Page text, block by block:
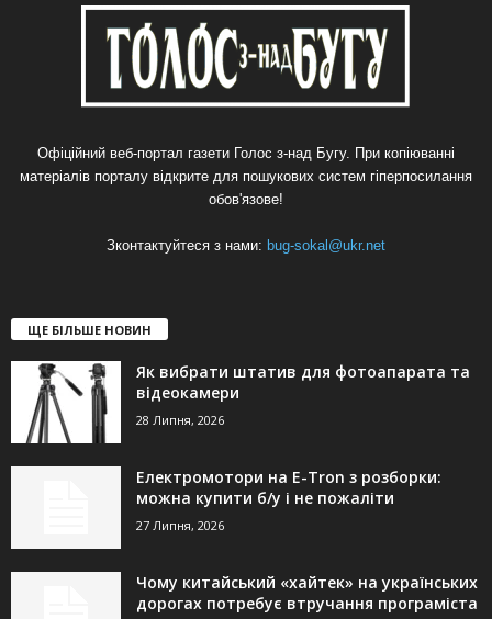
Офіційний веб-портал газети Голос з-над Бугу. При копіюванні
матеріалів порталу відкрите для пошукових систем гіперпосилання
обов'язове!
Зконтактуйтеся з нами: bug-sokal@ukr.net
ЩЕ БІЛЬШЕ НОВИН
Як вибрати штатив для фотоапарата та
відеокамери
28 Липня, 2026
Електромотори на E-Tron з розборки:
можна купити б/у і не пожаліти
27 Липня, 2026
Чому китайський «хайтек» на українських
дорогах потребує втручання програміста